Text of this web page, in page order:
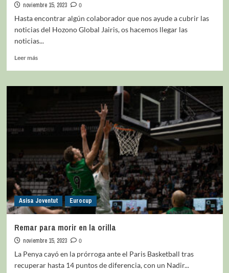
noviembre 15, 2023
0
Hasta encontrar algún colaborador que nos ayude a cubrir las
noticias del Hozono Global Jairis, os hacemos llegar las
noticias...
Leer más
Asisa Joventut Eurocup
Remar para morir en la orilla
noviembre 15, 2023
0
La Penya cayó en la prórroga ante el Paris Basketball tras
recuperar hasta 14 puntos de diferencia, con un Nadir...